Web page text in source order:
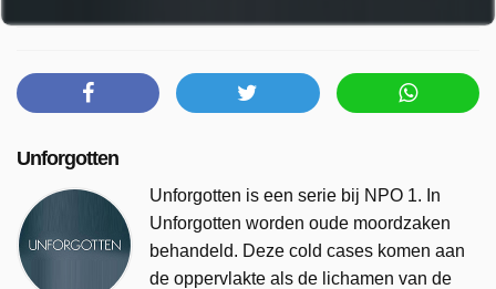
Unforgotten
Unforgotten is een serie bij NPO 1. In
Unforgotten worden oude moordzaken
behandeld. Deze cold cases komen aan
de oppervlakte als de lichamen van de